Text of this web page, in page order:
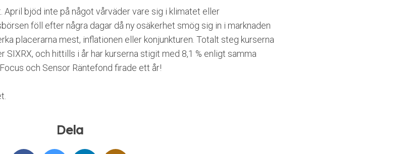
April bjöd inte på något vårväder vare sig i klimatet eller
föll efter några dagar då ny osäkerhet smög sig in i marknaden
placerarna mest, inflationen eller konjunkturen. Totalt steg kurserna
SIXRX, och hittills i år har kurserna stigit med 8,1 % enligt samma
och Sensor Räntefond firade ett år!
Dela